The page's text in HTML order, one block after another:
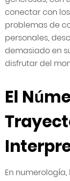
conectar con
problemas de
personales,
demasiado en
disfrutar del
El
En